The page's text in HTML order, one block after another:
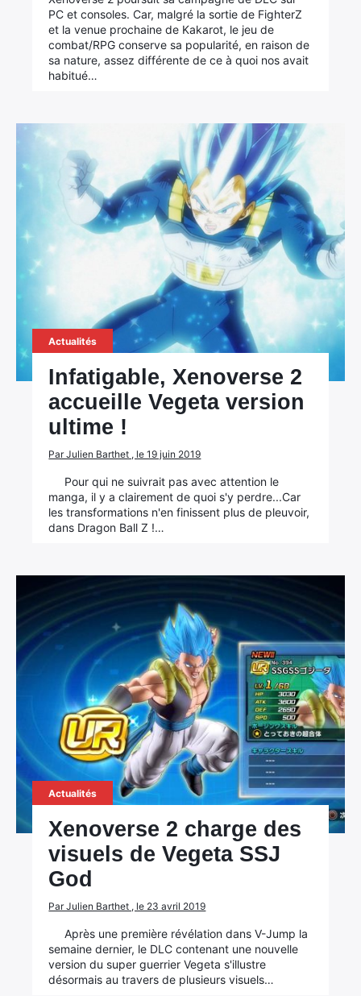
PC et consoles. Car, malgré la sortie de FighterZ
et la venue prochaine de Kakarot, le jeu de
combat/RPG conserve sa popularité, en raison de
sa nature, assez différente de ce à quoi nos avait
habitué…
Actualités
Infatigable, Xenoverse 2
accueille Vegeta version
ultime !
Par Julien Barthet , le 19 juin 2019
Pour qui ne suivrait pas avec attention le
manga, il y a clairement de quoi s'y perdre...Car
les transformations n'en finissent plus de pleuvoir,
dans Dragon Ball Z !…
Actualités
Xenoverse 2 charge des
visuels de Vegeta SSJ
God
Par Julien Barthet , le 23 avril 2019
Après une première révélation dans V-Jump la
semaine dernier, le DLC contenant une nouvelle
version du super guerrier Vegeta s'illustre
désormais au travers de plusieurs visuels…